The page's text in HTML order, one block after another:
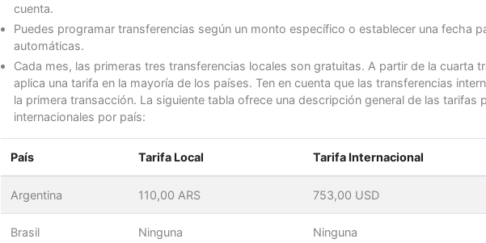
cuenta.
Puedes programar transferencias según un monto específico o establecer una fecha
automáticas.
Cada mes, las primeras tres transferencias locales son gratuitas. A partir de la cuarta
aplica una tarifa en la mayoría de los países. Ten en cuenta que las transferencias
la primera transacción. La siguiente tabla ofrece una descripción general de las tarifas
internacionales por país:
País Tarifa Local Tarifa Internacional
Argentina 110,00 ARS 753,00 USD
Brasil Ninguna Ninguna